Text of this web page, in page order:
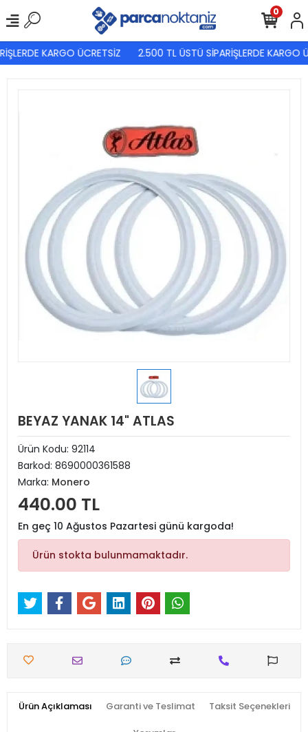
KARGO ÜCRETSİZ 2.500 TL ÜSTÜ SİPARİŞLERDE KARGO
0
BEYAZ YANAK 14" ATLAS
Ürün Kodu: 92114
Barkod: 8690000361588
Marka: Monero
440.00 TL
En geç 10 Ağustos Pazartesi günü kargoda!
Ürün stokta bulunmamaktadır.
Ürün Açıklaması Garanti ve Teslimat Taksit Seçenekleri